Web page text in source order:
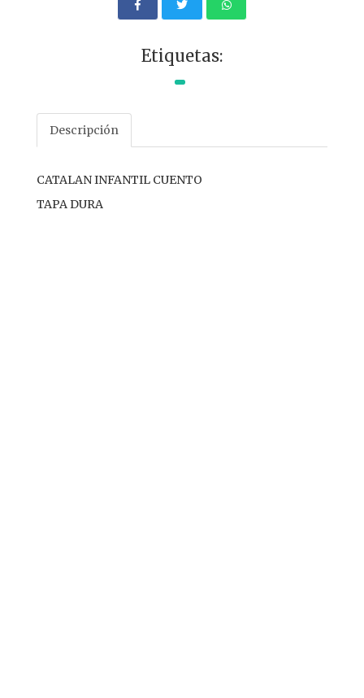
Etiquetas:
Descripción
CATALAN INFANTIL CUENTO
TAPA DURA